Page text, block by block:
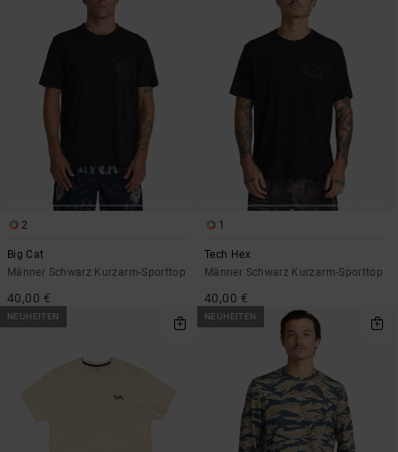
2
Big Cat
Männer Schwarz Kurzarm-Sporttop
40,00 €
1
Tech Hex
Männer Schwarz Kurzarm-Sporttop
40,00 €
NEUHEITEN NEUHEITEN